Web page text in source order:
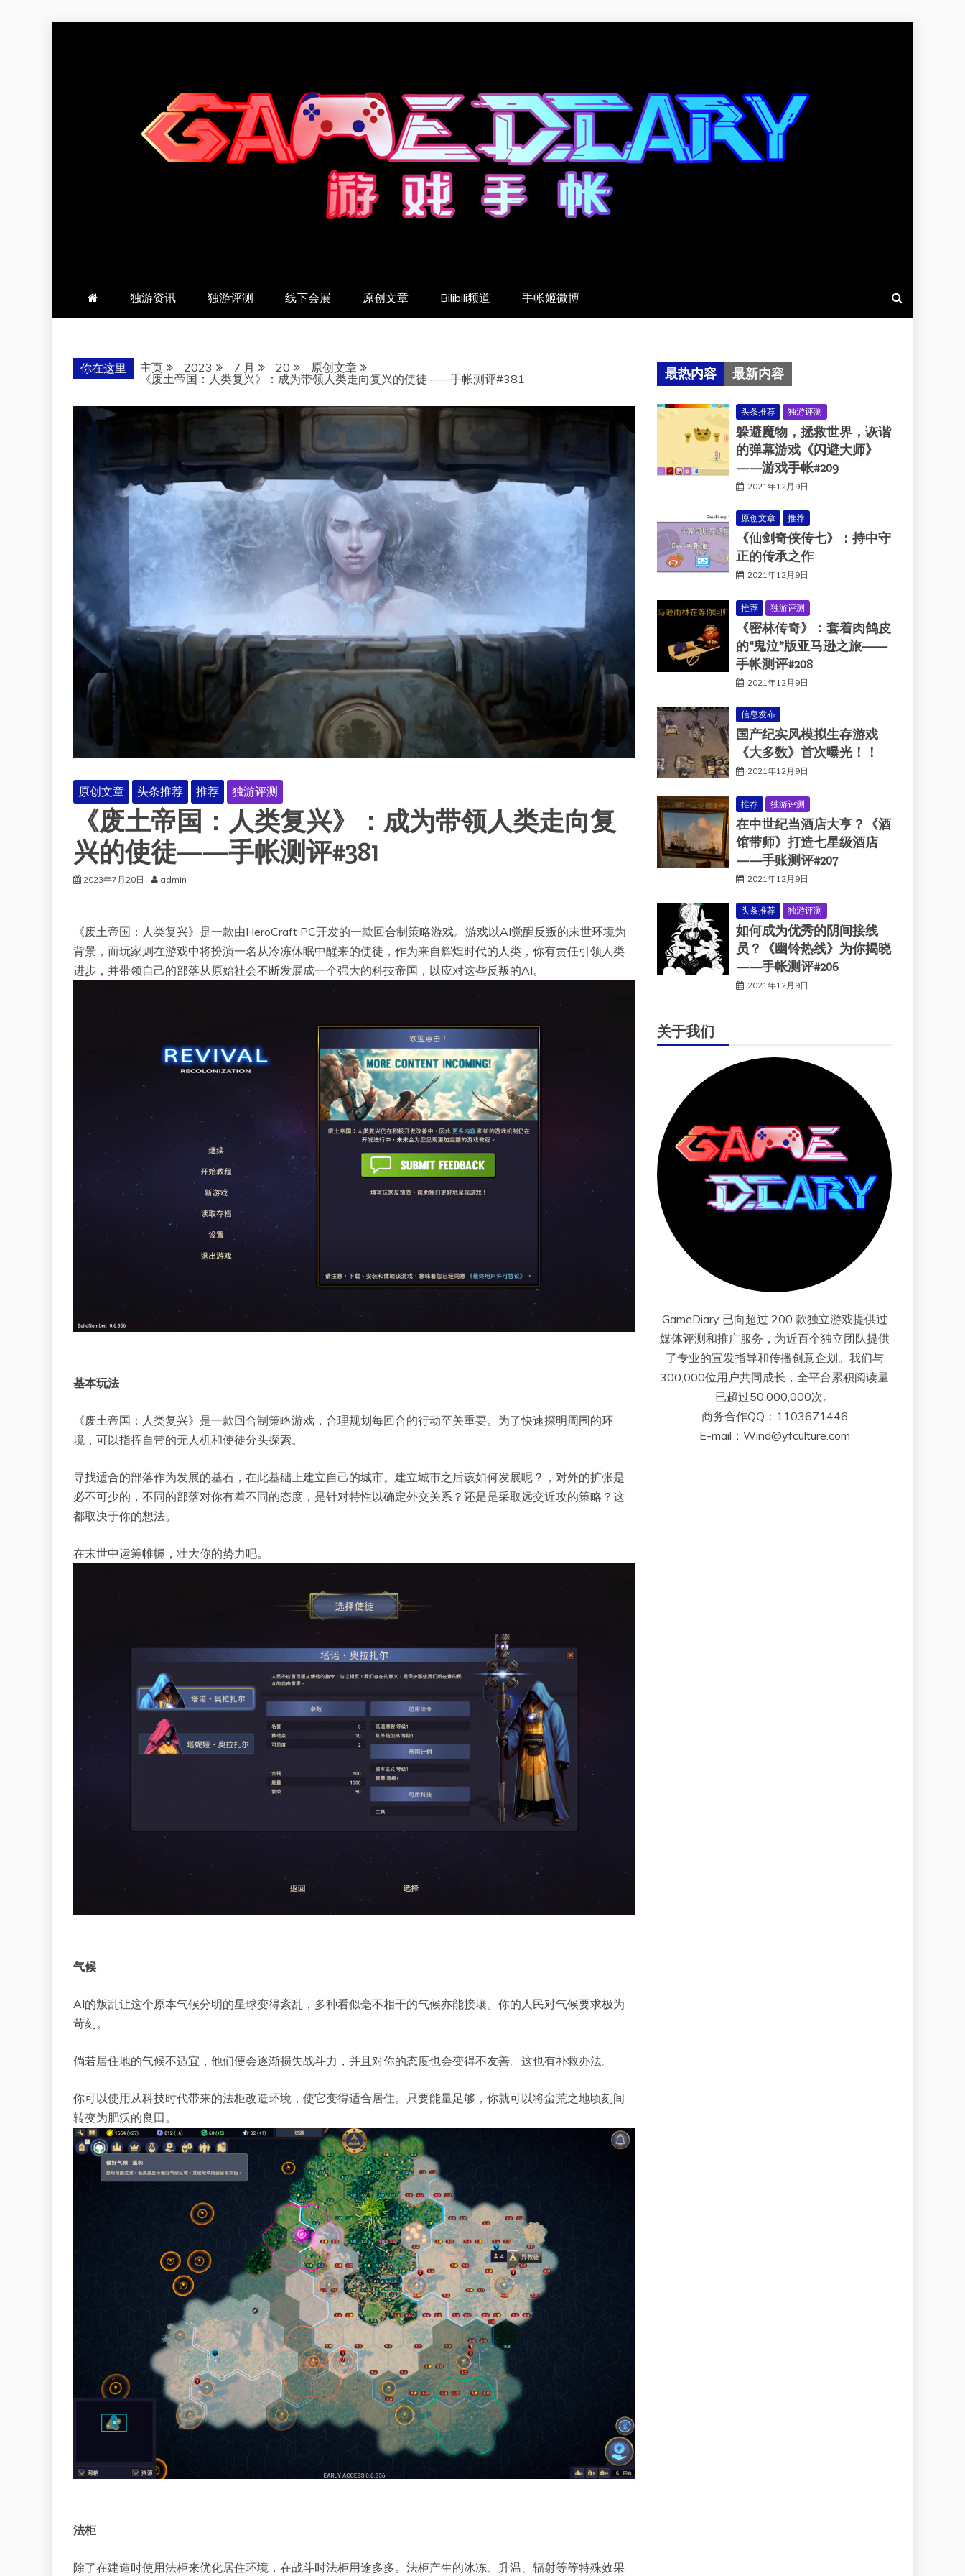
羽风手帐姬
独游资讯 独游评测 线下会展 原创文章 Bilibili频道 手帐姬微博
你在这里 主页 2023 7 月 20
原创文章
《废土帝国：人类复兴》：成为带领人类走向复兴的使徒——手帐测评#381
原创文章 头条推荐 推荐 独游评测
《废土帝国：人类复兴》：成为带领人类走向复
兴的使徒——手帐测评#381
2023年7月20日 admin
《废土帝国：人类复兴》是一款由HeroCraft PC开发的一款回合制策略游戏。游戏以AI觉醒反叛的末世环境为
背景，而玩家则在游戏中将扮演一名从冷冻休眠中醒来的使徒，作为来自辉煌时代的人类，你有责任引领人类
进步，并带领自己的部落从原始社会不断发展成一个强大的科技帝国，以应对这些反叛的AI。
基本玩法
《废土帝国：人类复兴》是一款回合制策略游戏，合理规划每回合的行动至关重要。为了快速探明周围的环
境，可以指挥自带的无人机和使徒分头探索。
寻找适合的部落作为发展的基石，在此基础上建立自己的城市。建立城市之后该如何发展呢？，对外的扩张是
必不可少的，不同的部落对你有着不同的态度，是针对特性以确定外交关系？还是是采取远交近攻的策略？这
都取决于你的想法。
在末世中运筹帷幄，壮大你的势力吧。
气候
AI的叛乱让这个原本气候分明的星球变得紊乱，多种看似毫不相干的气候亦能接壤。你的人民对气候要求极为
苛刻。
倘若居住地的气候不适宜，他们便会逐渐损失战斗力，并且对你的态度也会变得不友善。这也有补救办法。
你可以使用从科技时代带来的法柜改造环境，使它变得适合居住。只要能量足够，你就可以将蛮荒之地顷刻间
转变为肥沃的良田。
法柜
除了在建造时使用法柜来优化居住环境，在战斗时法柜用途多多。法柜产生的冰冻、升温、辐射等等特殊效果
最热内容 最新内容
头条推荐 独游评测
躲避魔物，拯救世界，诙谐
的弹幕游戏《闪避大师》
——游戏手帐#209
2021年12月9日
原创文章 推荐
《仙剑奇侠传七》：持中守
正的传承之作
2021年12月9日
推荐 独游评测
《密林传奇》：套着肉鸽皮
的“鬼泣”版亚马逊之旅——
手帐测评#208
2021年12月9日
信息发布
国产纪实风模拟生存游戏
《大多数》首次曝光！！
2021年12月9日
推荐 独游评测
在中世纪当酒店大亨？《酒
馆带师》打造七星级酒店
——手账测评#207
2021年12月9日
头条推荐 独游评测
如何成为优秀的阴间接线
员？《幽铃热线》为你揭晓
——手帐测评#206
2021年12月9日
关于我们
GameDiary 已向超过 200 款独立游戏提供过
媒体评测和推广服务，为近百个独立团队提供
了专业的宣发指导和传播创意企划。我们与
300,000位用户共同成长，全平台累积阅读量
已超过50,000,000次。
商务合作QQ：1103671446
E-mail：Wind@yfculture.com